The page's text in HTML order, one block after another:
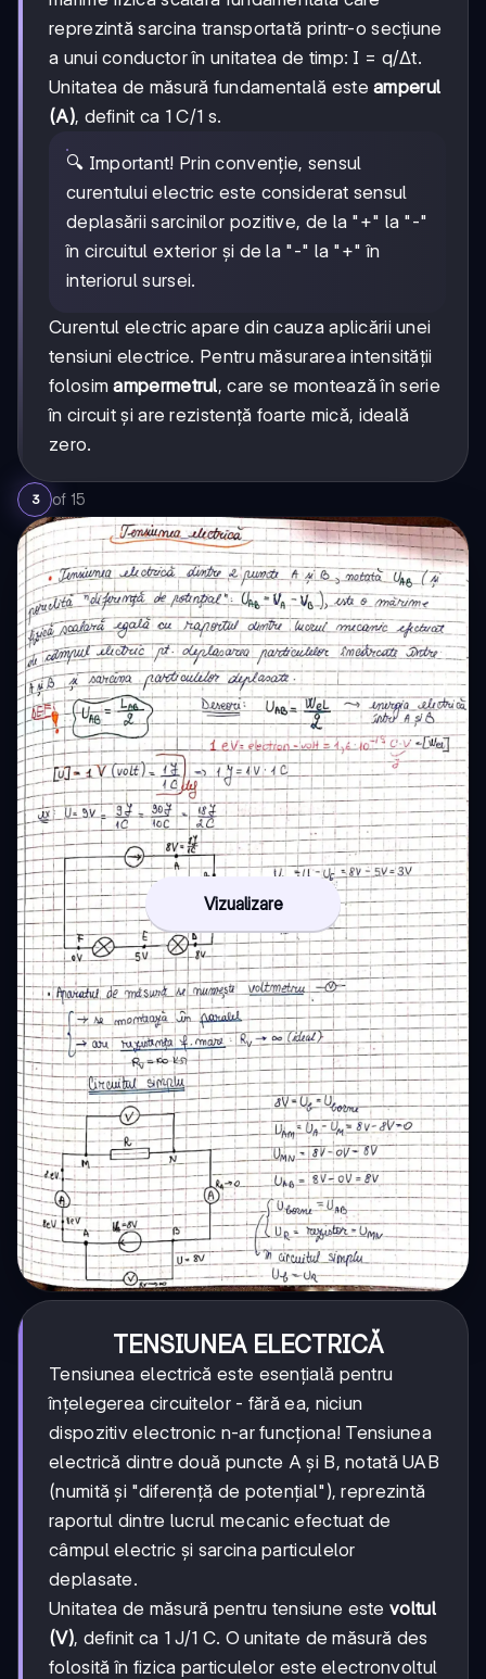
reprezintă sarcina transportată printr-o secțiune
a unui conductor în unitatea de timp: I = q/Δt.
Unitatea de măsură fundamentală esteamperul
(A), definit ca 1 C/1 s.
🔍 Important! Prin convenție, sensul
curentului electric este considerat sensul
deplasării sarcinilor pozitive, de la "+" la "-"
în circuitul exterior și de la "-" la "+" în
interiorul sursei.
Curentul electric apare din cauza aplicării unei
tensiuni electrice. Pentru măsurarea intensității
folosimampermetrul, care se montează în serie
în circuit și are rezistență foarte mică, ideală
zero.
3 of 15
Vizualizare
TENSIUNEA ELECTRICĂ
Tensiunea electrică este esențială pentru
înțelegerea circuitelor - fără ea, niciun
dispozitiv electronic n-ar funcționa! Tensiunea
electrică dintre două puncte A și B, notată UAB
(numită și "diferență de potențial"), reprezintă
raportul dintre lucrul mecanic efectuat de
câmpul electric și sarcina particulelor
deplasate.
Unitatea de măsură pentru tensiune este voltul
(V), definit ca 1 J/1 C. O unitate de măsură des
folosită în fizica particulelor este electronvoltul